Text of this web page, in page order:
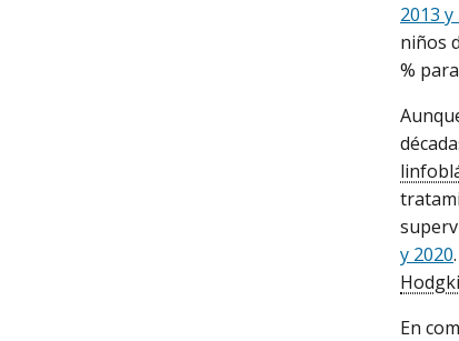
2013
niños
%
y 2020
En